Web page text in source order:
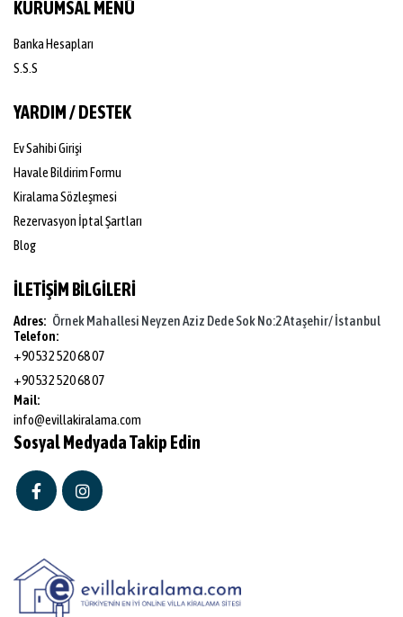
KURUMSAL MENÜ
Banka Hesapları
S.S.S
YARDIM / DESTEK
Ev Sahibi Girişi
Havale Bildirim Formu
Kiralama Sözleşmesi
Rezervasyon İptal Şartları
Blog
İLETİŞİM BİLGİLERİ
Adres: Örnek Mahallesi Neyzen Aziz Dede Sok No:2 Ataşehir/ İstanbul
Telefon:
+90 532 520 68 07
+90 532 520 68 07
Mail:
info@evillakiralama.com
Sosyal Medyada Takip Edin